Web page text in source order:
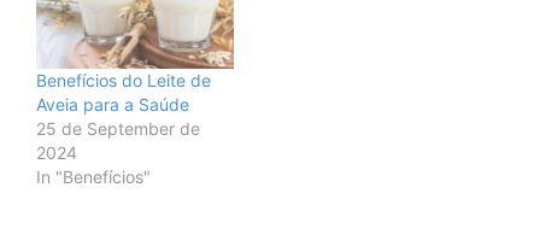
Benefícios do Leite de
Aveia para a Saúde
25 de September de
2024
In "Benefícios"